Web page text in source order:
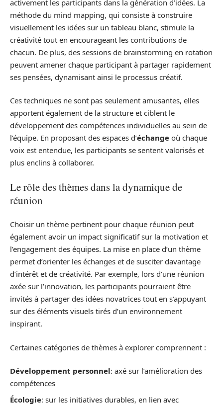
activement les participants dans la génération d’idées. La
méthode du mind mapping, qui consiste à construire
visuellement les idées sur un tableau blanc, stimule la
créativité tout en encourageant les contributions de
chacun. De plus, des sessions de brainstorming en rotation
peuvent amener chaque participant à partager rapidement
ses pensées, dynamisant ainsi le processus créatif.
Ces techniques ne sont pas seulement amusantes, elles
apportent également de la structure et ciblent le
développement des compétences individuelles au sein de
l’équipe. En proposant des espaces d’échange où chaque
voix est entendue, les participants se sentent valorisés et
plus enclins à collaborer.
Le rôle des thèmes dans la dynamique de
réunion
Choisir un thème pertinent pour chaque réunion peut
également avoir un impact significatif sur la motivation et
l’engagement des équipes. La mise en place d’un thème
permet d’orienter les échanges et de susciter davantage
d’intérêt et de créativité. Par exemple, lors d’une réunion
axée sur l’innovation, les participants pourraient être
invités à partager des idées novatrices tout en s’appuyant
sur des éléments visuels tirés d’un environnement
inspirant.
Certaines catégories de thèmes à explorer comprennent :
Développement personnel: axé sur l’amélioration des
compétences
Écologie: sur les initiatives durables, en lien avec